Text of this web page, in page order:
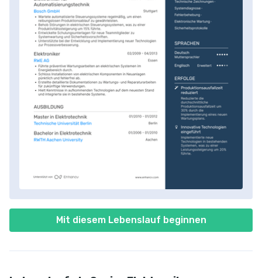
Mit diesem Lebenslauf beginnen